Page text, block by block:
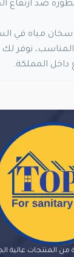
ضد ارتفاع
مياه في
المناسب، نوفر
المملكة.
المنتجات عالية